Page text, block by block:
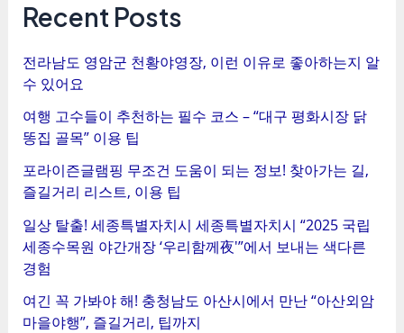
Recent Posts
전라남도 영암군 천황야영장, 이런 이유로 좋아하는지 알
수 있어요
여행 고수들이 추천하는 필수 코스 – “대구 평화시장 닭
똥집 골목” 이용 팁
포라이즌글램핑 무조건 도움이 되는 정보! 찾아가는 길,
즐길거리 리스트, 이용 팁
일상 탈출! 세종특별자치시 세종특별자치시 “2025 국립
세종수목원 야간개장 ‘우리함께夜'”에서 보내는 색다른
경험
여긴 꼭 가봐야 해! 충청남도 아산시에서 만난 “아산외암
마을야행”, 즐길거리, 팁까지